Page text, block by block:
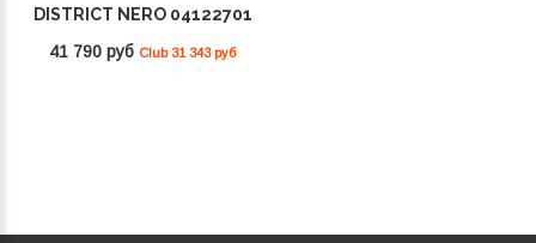
DISTRICT NERO 04122701
30
41 790 руб Club 31 343 руб